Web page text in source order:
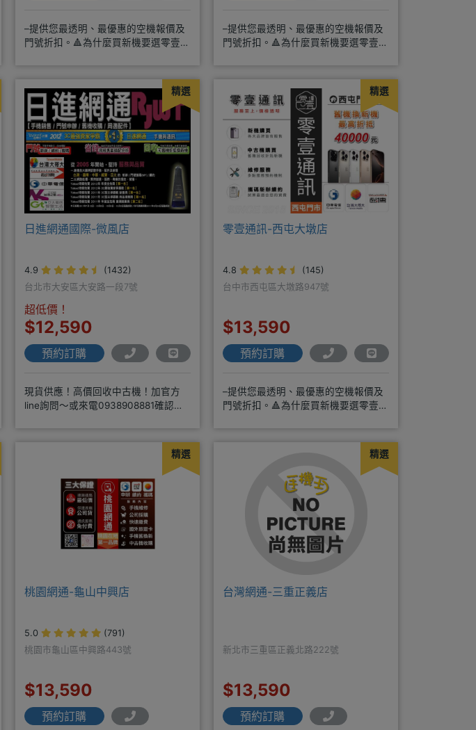
–提供您最透明、最優惠的空機報價及
門號折扣。🔺為什麼買新機要選零壹通
–提供您最透明、最優惠的空機報價及
門號折扣。🔺為什麼買新機要選零壹通
精選
日進網通國際-微風店
4.9
(1432)
台北市大安區大安路一段7號
超低價！
$12,590
預約訂購
現貨供應！高價回收中古機！加官方
line詢問～或來電0938908881確認現
精選
零壹通訊-西屯大墩店
4.8
(145)
台中市西屯區大墩路947號
$13,590
預約訂購
–提供您最透明、最優惠的空機報價及
門號折扣。🔺為什麼買新機要選零壹通
精選
桃園網通-龜山中興店
5.0
(791)
桃園市龜山區中興路443號
$13,590
預約訂購
精選
台灣網通-三重正義店
新北市三重區正義北路222號
$13,590
預約訂購